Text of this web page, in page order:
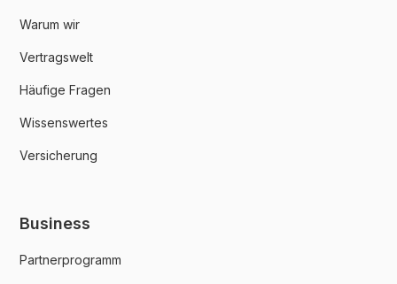
Warum wir
Vertragswelt
Häufige Fragen
Wissenswertes
Versicherung
Business
Partnerprogramm